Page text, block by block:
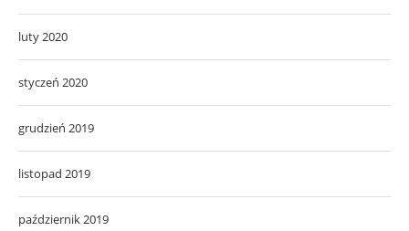
luty 2020
styczeń 2020
grudzień 2019
listopad 2019
październik 2019